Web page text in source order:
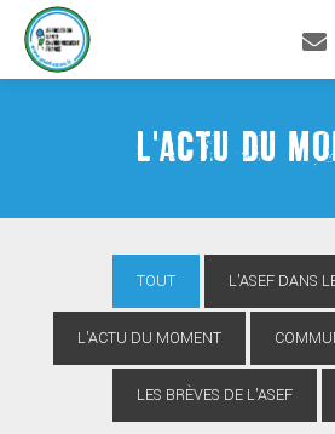
L'ACTU DU
TOUT L'ASEF DANS
L'ACTU DU MOMENT
LES BRÈVES DE L'ASEF